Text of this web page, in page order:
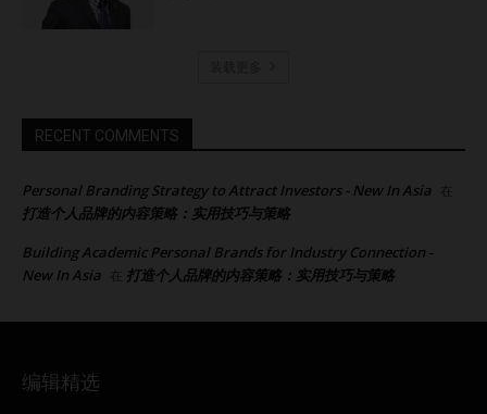
RECENT COMMENTS
Personal Branding Strategy to Attract Investors - New In Asia 在
打造个人品牌的内容策略：实用技巧与策略
Building Academic Personal Brands for Industry Connection -
New In Asia
在 打造个人品牌的内容策略：实用技巧与策略
编辑精选